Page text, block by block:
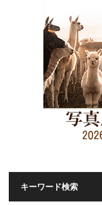
キーワード検索